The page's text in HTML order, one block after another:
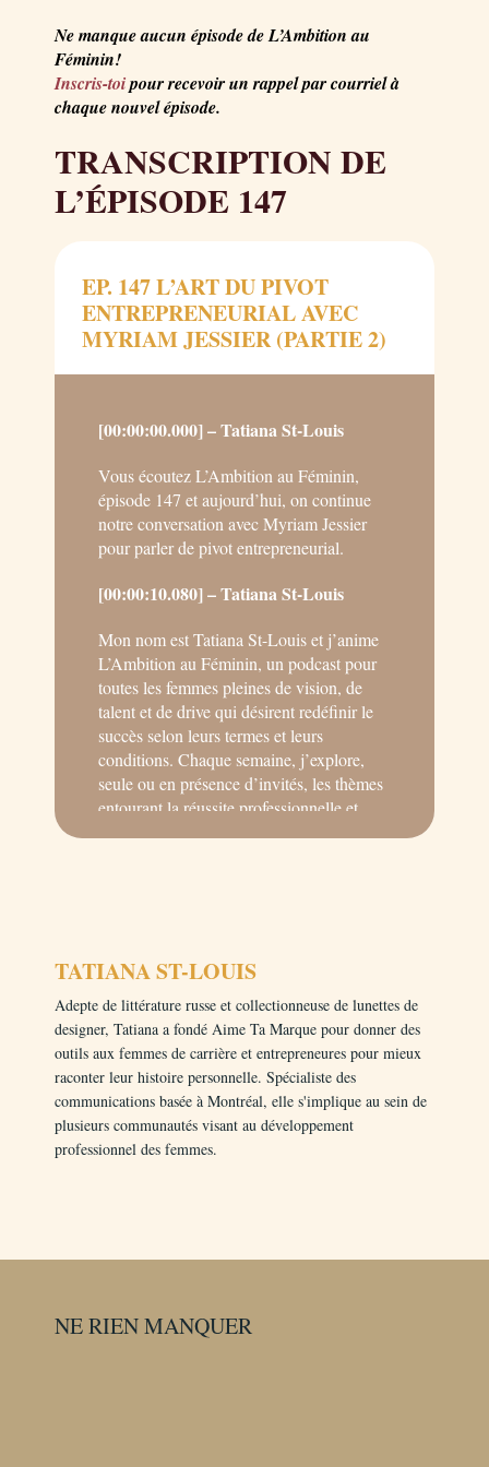
Ne manque aucun épisode de L’Ambition au
Féminin!
Inscris-toipour recevoir un rappel par courriel à
chaque nouvel épisode.
TRANSCRIPTION DE
L’ÉPISODE 147
EP. 147 L’ART DU PIVOT
ENTREPRENEURIAL AVEC
MYRIAM JESSIER (PARTIE 2)
[00:00:00.000] – Tatiana St-Louis
Vous écoutez L’Ambition au Féminin,
épisode 147 et aujourd’hui, on continue
notre conversation avec Myriam Jessier
pour parler de pivot entrepreneurial.
[00:00:10.080] – Tatiana St-Louis
Mon nom est Tatiana St-Louis et j’anime
L’Ambition au Féminin, un podcast pour
toutes les femmes pleines de vision, de
talent et de drive qui désirent redéfinir le
succès selon leurs termes et leurs
conditions. Chaque semaine, j’explore,
seule ou en présence d’invités, les thèmes
entourant la réussite professionnelle et
[00:00:45.500] – Tatiana St-Louis
Salut les ambitieuses! Comment vous allez
aujourd’hui? J’espère que je vous trouve
en pleine forme. Moi, je le suis parce que
je vous présente aujourd’hui la deuxième
partie de l’entrevue que j’ai faite avec
Myriam Jessier de PRAGM, l’entreprise
encore eue sur le podcast, en fait, sur un
vient vraiment à temps cette conversation,
TATIANA ST-LOUIS
Adepte de littérature russe et collectionneuse de lunettes de
designer, Tatiana a fondé Aime Ta Marque pour donner des
outils aux femmes de carrière et entrepreneures pour mieux
raconter leur histoire personnelle. Spécialiste des
communications basée à Montréal, elle s'implique au sein de
plusieurs communautés visant au développement
professionnel des femmes.
NE RIEN MANQUER